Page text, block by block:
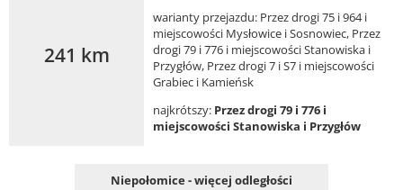
241 km
warianty przejazdu: Przez drogi 75 i 964 i
miejscowości Mysłowice i Sosnowiec, Przez
drogi 79 i 776 i miejscowości Stanowiska i
Przygłów, Przez drogi 7 i S7 i miejscowości
Grabiec i Kamieńsk
najkrótszy: Przez drogi 79 i 776 i
miejscowości Stanowiska i Przygłów
Niepołomice - więcej odległości